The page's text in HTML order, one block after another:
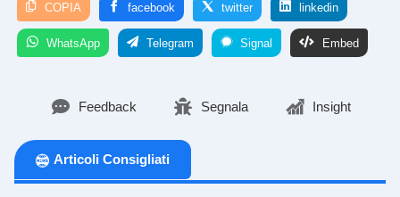
COPIA facebook twitter linkedin
WhatsApp Telegram Signal Embed
Feedback Segnala Insight
Articoli Consigliati